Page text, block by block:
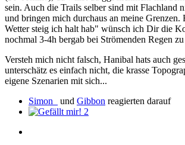
sein. Auch die Trails selber sind mit Flachland
und bringen mich durchaus an meine Grenzen.
Wetter steig ich halt hab" wünsch ich Dir die
nochmal 3-4h bergab bei Strömenden Regen
Versteh mich nicht falsch, Hanibal hats auch
unterschätz es einfach nicht, die krasse
eigene Szenarien mit sich...
Simon_
und Gibbon reagierten darauf
2